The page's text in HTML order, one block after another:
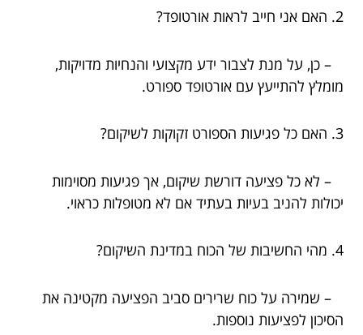
2. האם אני חייב לראות אורטופד?
– כן, על מנת לצבור ידע מקצועי והנחיות מדויקות,
מומלץ להתייעץ עם אורטופד ספורט.
3. האם כל פגיעות הספורט זקוקות לשיקום?
– לא כל פציעה דורשת שיקום, אך פגיעות מסוימות
יכולות להניב בעיות בעתיד אם לא מטופלות כראוי.
4. מהי החשיבות של הכוח במדינת השיקום?
– שמירה על כוח שרירים סביב הפציעה מקטינה את
הסיכון לפציעות נוספות.